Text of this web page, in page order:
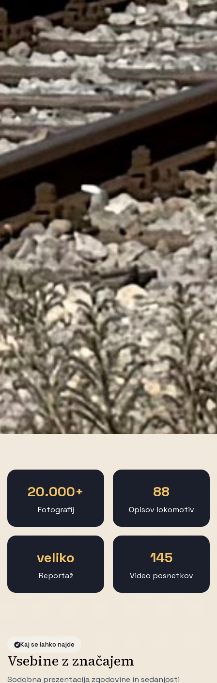
20.000+
Fotografij
88
Opisov lokomotiv
veliko
Reportaž
145
Video posnetkov
Kaj se lahko najde
Vsebine z značajem
Sodobna prezentacija zgodovine in sedanjosti